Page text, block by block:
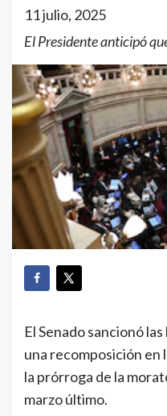
11 julio, 2025
El Presidente anticipó
El Senado sancionó
una recomposición en
la prórroga de la
marzo último.